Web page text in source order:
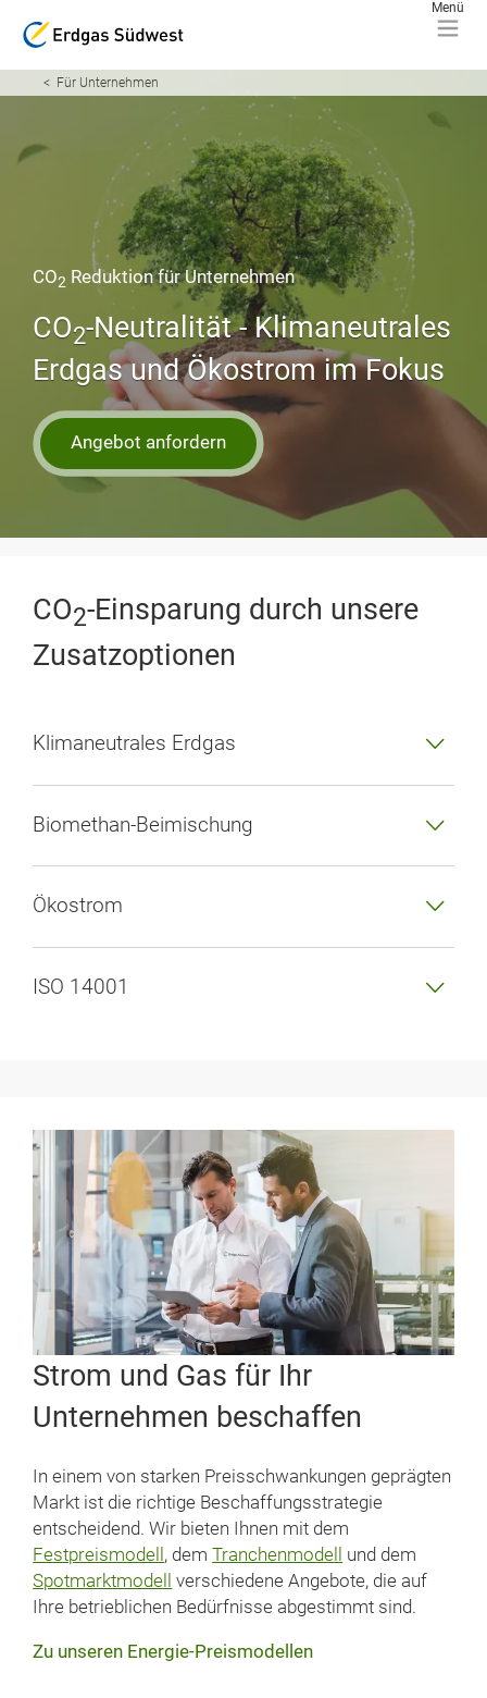
Für Unternehmen
CO2 Reduktion für Unternehmen
CO2-Neutralität - Klimaneutrales
Erdgas und Ökostrom im Fokus
Angebot anfordern
CO2-Einsparung durch unsere
Zusatzoptionen
Klimaneutrales Erdgas
Biomethan-Beimischung
Ökostrom
ISO 14001
Strom und Gas für Ihr
Unternehmen beschaffen
In einem von starken Preisschwankungen geprägten
Markt ist die richtige Beschaffungsstrategie
entscheidend. Wir bieten Ihnen mit dem
Festpreismodell , demTranchenmodell
und dem
Spotmarkt­modell
verschiedene Angebote, die auf
Ihre betrieblichen Bedürfnisse abgestimmt sind.
Zu unseren Energie-Preismodellen